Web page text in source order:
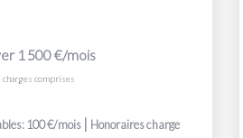
1 500 €/mois
charges comprises
100 €/mois | Honoraires charge